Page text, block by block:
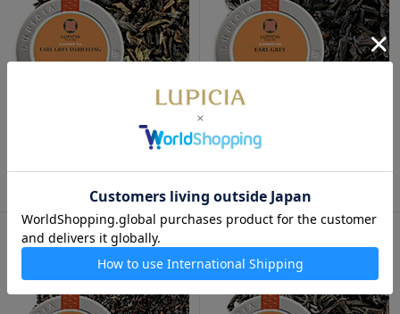
アールグレイ・ダージリン
1,380円
アールグレイ 50g 缶入
1,080円